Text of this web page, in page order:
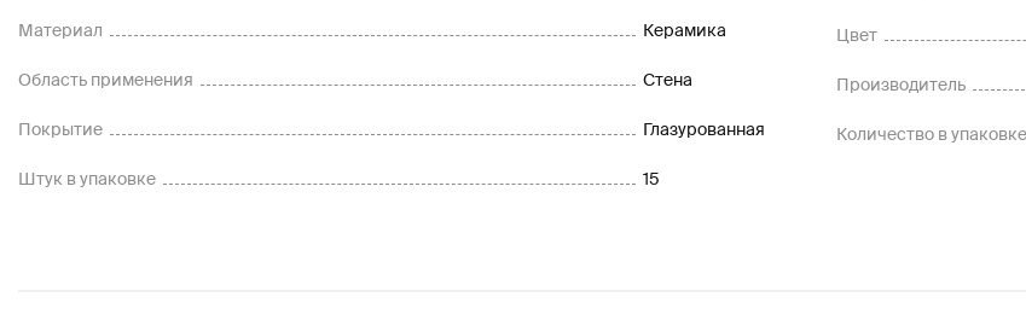
Материал Керамика
Область применения Стена
Покрытие Глазурованная
Штук в упаковке 15
Цвет
Производитель
Количество в упаковке